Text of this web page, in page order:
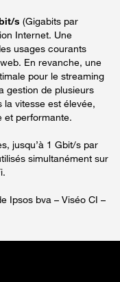
s (Gigabits par
Internet. Une
usages courants
En revanche, une
pour le streaming
gestion de plusieurs
vitesse est élevée,
et performante.
jusqu’à 1 Gbit/s par
simultanément sur
Ipsos bva – Viséo CI –